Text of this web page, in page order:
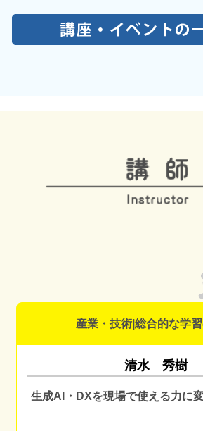
産業・技術|総合的な学
清水 秀樹
生成AI・DXを現場で使える力に